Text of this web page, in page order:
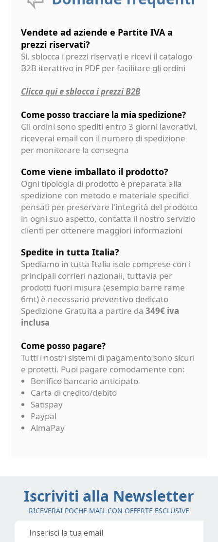
Vendete ad aziende e Partite IVA a
prezzi riservati?
Si, sblocca i prezzi riservati e ricevi il catalogo
B2B iterattivo in PDF per facilitare gli ordini
Clicca qui e sblocca i prezzi B2B
Come posso tracciare la mia spedizione?
Gli ordini sono spediti entro 3 giorni lavorativi,
riceverai email con il numero di spedizione
per monitorare la consegna
Come viene imballato il prodotto?
Ogni tipologia di prodotto è preparata alla
spedizione con metodo e materiale specifici
pensati per preservare l'integrità del prodotto
in ogni suo aspetto, contatta il nostro servizio
clienti per ottenere maggiori informazioni
Spedite in tutta Italia?
Spediamo in tutta Italia isole comprese con i
principali corrieri nazionali, tuttavia per
prodotti fuori misura (esempio barre rame
6mt) è necessario preventivo dedicato
Spedizione Gratuita a partire da 349€ iva
inclusa
Come posso pagare?
Tutti i nostri sistemi di pagamento sono sicuri
e protetti. Puoi pagare comodamente con:
Bonifico bancario anticipato
Carta di credito/debito
Satispay
Paypal
AlmaPay
Iscriviti alla Newsletter
RICEVERAI POCHE MAIL CON OFFERTE ESCLUSIVE
Iscriviti